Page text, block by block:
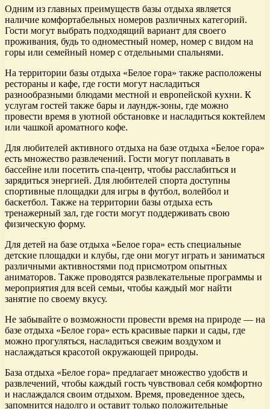
Одним из главных преимуществ базы отдыха является
наличие комфортабельных номеров различных категорий.
Гости могут выбрать подходящий вариант для своего
проживания, будь то одноместный номер, номер с видом на
горы или семейный номер с отдельными спальнями.
На территории базы отдыха «Белое гора» также расположены
рестораны и кафе, где гости могут насладиться
разнообразными блюдами местной и европейской кухни. К
услугам гостей также бары и лаундж-зоны, где можно
провести время в уютной обстановке и насладиться коктейлем
или чашкой ароматного кофе.
Для любителей активного отдыха на базе отдыха «Белое гора»
есть множество развлечений. Гости могут поплавать в
бассейне или посетить спа-центр, чтобы расслабиться и
зарядиться энергией. Для любителей спорта доступны
спортивные площадки для игры в футбол, волейбол и
баскетбол. Также на территории базы отдыха есть
тренажерный зал, где гости могут поддерживать свою
физическую форму.
Для детей на базе отдыха «Белое гора» есть специальные
детские площадки и клубы, где они могут играть и заниматься
различными активностями под присмотром опытных
аниматоров. Также проводятся развлекательные программы и
мероприятия для всей семьи, чтобы каждый мог найти
занятие по своему вкусу.
Не забывайте о возможности провести время на природе — на
базе отдыха «Белое гора» есть красивые парки и сады, где
можно прогуляться, насладиться свежим воздухом и
наслаждаться красотой окружающей природы.
База отдыха «Белое гора» предлагает множество удобств и
развлечений, чтобы каждый гость чувствовал себя комфортно
и наслаждался своим отдыхом. Время, проведенное здесь,
запомнится надолго и оставит только положительные